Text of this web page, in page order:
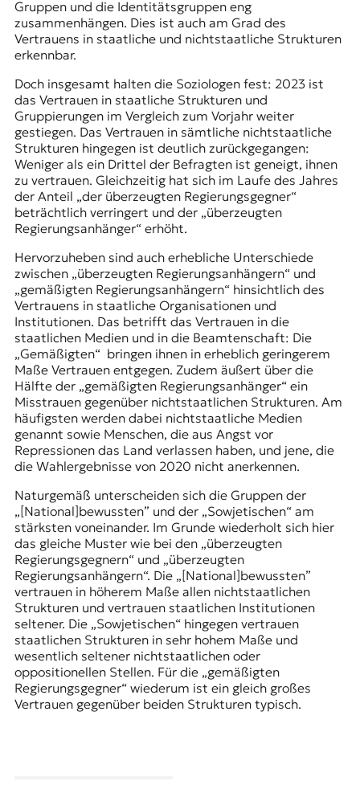
Gruppen und die Identitätsgruppen eng
zusammenhängen. Dies ist auch am Grad des
Vertrauens in staatliche und nichtstaatliche Strukturen
erkennbar.
Doch insgesamt halten die Soziologen fest: 2023 ist
das Vertrauen in staatliche Strukturen und
Gruppierungen im Vergleich zum Vorjahr weiter
gestiegen. Das Vertrauen in sämtliche nichtstaatliche
Strukturen hingegen ist deutlich zurückgegangen:
Weniger als ein Drittel der Befragten ist geneigt, ihnen
zu vertrauen. Gleichzeitig hat sich im Laufe des Jahres
der Anteil „der überzeugten Regierungsgegner“
beträchtlich verringert und der „überzeugten
Regierungsanhänger“ erhöht.
Hervorzuheben sind auch erhebliche Unterschiede
zwischen „überzeugten Regierungsanhängern“ und
„gemäßigten Regierungsanhängern“ hinsichtlich des
Vertrauens in staatliche Organisationen und
Institutionen. Das betrifft das Vertrauen in die
staatlichen Medien und in die Beamtenschaft: Die
„Gemäßigten“ bringen ihnen in erheblich geringerem
Maße Vertrauen entgegen. Zudem äußert über die
Hälfte der „gemäßigten Regierungsanhänger“ ein
Misstrauen gegenüber nichtstaatlichen Strukturen. Am
häufigsten werden dabei nichtstaatliche Medien
genannt sowie Menschen, die aus Angst vor
Repressionen das Land verlassen haben, und jene, die
die Wahlergebnisse von 2020 nicht anerkennen.
Naturgemäß unterscheiden sich die Gruppen der
„[National]bewussten” und der „Sowjetischen“ am
stärksten voneinander. Im Grunde wiederholt sich hier
das gleiche Muster wie bei den „überzeugten
Regierungsgegnern“ und „überzeugten
Regierungsanhängern“. Die „[National]bewussten”
vertrauen in höherem Maße allen nichtstaatlichen
Strukturen und vertrauen staatlichen Institutionen
seltener. Die „Sowjetischen“ hingegen vertrauen
staatlichen Strukturen in sehr hohem Maße und
wesentlich seltener nichtstaatlichen oder
oppositionellen Stellen. Für die „gemäßigten
Regierungsgegner“ wiederum ist ein gleich großes
Vertrauen gegenüber beiden Strukturen typisch.